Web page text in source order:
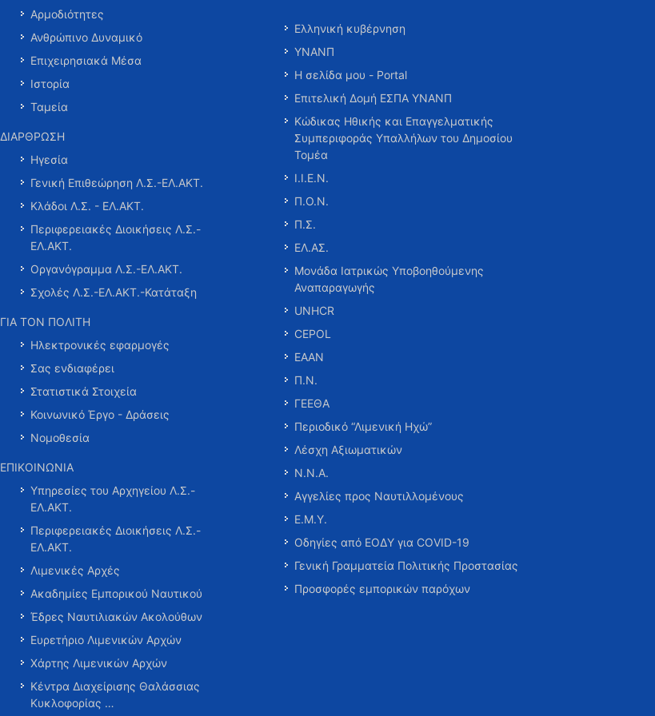
Αρμοδιότητες
Ανθρώπινο Δυναμικό
Επιχειρησιακά Μέσα
Ιστορία
Ταμεία
ΔΙΑΡΘΡΩΣΗ
Ηγεσία
Γενική Επιθεώρηση Λ.Σ.-ΕΛ.ΑΚΤ.
Κλάδοι Λ.Σ. - ΕΛ.ΑΚΤ.
Περιφερειακές Διοικήσεις Λ.Σ.-
ΕΛ.ΑΚΤ.
Οργανόγραμμα Λ.Σ.-ΕΛ.ΑΚΤ.
Σχολές Λ.Σ.-ΕΛ.ΑΚΤ.-Κατάταξη
ΓΙΑ ΤΟΝ ΠΟΛΙΤΗ
Ηλεκτρονικές εφαρμογές
Σας ενδιαφέρει
Στατιστικά Στοιχεία
Κοινωνικό Έργο - Δράσεις
Νομοθεσία
ΕΠΙΚΟΙΝΩΝΙΑ
Υπηρεσίες του Αρχηγείου Λ.Σ.-
ΕΛ.ΑΚΤ.
Περιφερειακές Διοικήσεις Λ.Σ.-
ΕΛ.ΑΚΤ.
Λιμενικές Αρχές
Ακαδημίες Εμπορικού Ναυτικού
Έδρες Ναυτιλιακών Ακολούθων
Ευρετήριο Λιμενικών Αρχών
Χάρτης Λιμενικών Αρχών
Κέντρα Διαχείρισης Θαλάσσιας
Κυκλοφορίας …
Ελληνική κυβέρνηση
ΥΝΑΝΠ
Η σελίδα μου - Portal
Επιτελική Δομή ΕΣΠΑ ΥΝΑΝΠ
Κώδικας Ηθικής και Επαγγελματικής
Συμπεριφοράς Υπαλλήλων του Δημοσίου
Τομέα
Ι.Ι.Ε.Ν.
Π.Ο.Ν.
Π.Σ.
ΕΛ.ΑΣ.
Μονάδα Ιατρικώς Υποβοηθούμενης
Αναπαραγωγής
UNHCR
CEPOL
ΕΑΑΝ
Π.Ν.
ΓΕΕΘΑ
Περιοδικό “Λιμενική Ηχώ”
Λέσχη Αξιωματικών
Ν.Ν.Α.
Αγγελίες προς Ναυτιλλομένους
Ε.Μ.Υ.
Οδηγίες από ΕΟΔΥ για COVID-19
Γενική Γραμματεία Πολιτικής Προστασίας
Προσφορές εμπορικών παρόχων